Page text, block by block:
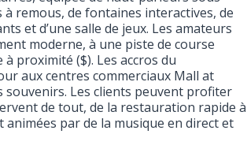
à remous, de fontaines interactives, de
et d’une salle de jeux. Les amateurs
moderne, à une piste de course
proximité ($). Les accros du
aux centres commerciaux Mall at
Les clients peuvent profiter
de tout, de la restauration rapide à
animées par de la musique en direct et